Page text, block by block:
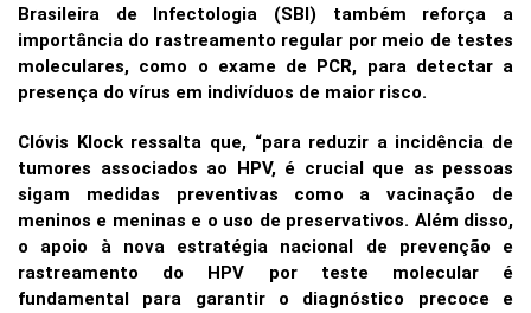
Brasileira de Infectologia (SBI) também reforça a
importância do rastreamento regular por meio de testes
moleculares, como o exame de PCR, para detectar a
presença do vírus em indivíduos de maior risco.
Clóvis Klock ressalta que, “para reduzir a incidência de
tumores associados ao HPV, é crucial que as pessoas
sigam medidas preventivas como a vacinação de
meninos e meninas e o uso de preservativos. Além disso,
o apoio à nova estratégia nacional de prevenção e
rastreamento do HPV por teste molecular é
fundamental para garantir o diagnóstico precoce e